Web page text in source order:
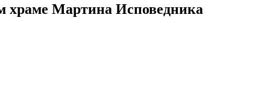
храме Мартина Исповедника